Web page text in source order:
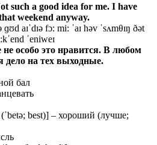
such a good idea for me. I have
weekend anyway.
aɪˈdɪə fɔ: mi: ˈaɪ həv ˈsʌmθɪŋ ðət
ˈeniweɪ
особо это нравится. В любом
дело на тех выходные.
бал
best)] – хороший (лучше;